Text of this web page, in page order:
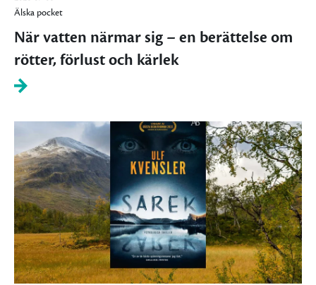
Älska pocket
När vatten närmar sig – en berättelse om
rötter, förlust och kärlek